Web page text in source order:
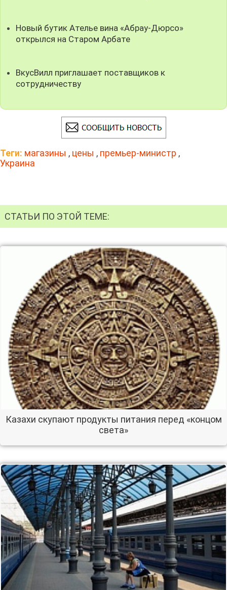
Новый бутик Ателье вина «Абрау-Дюрсо»
открылся на Старом Арбате
ВкусВилл приглашает поставщиков к
сотрудничеству
Теги: магазины , цены , премьер-министр ,
Украина
СТАТЬИ ПО ЭТОЙ ТЕМЕ:
Казахи скупают продукты питания перед «концом
света»